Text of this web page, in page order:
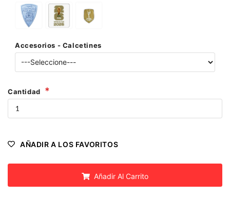
Accesorios - Calcetines
Cantidad
AÑADIR A LOS FAVORITOS
Añadir Al Carrito